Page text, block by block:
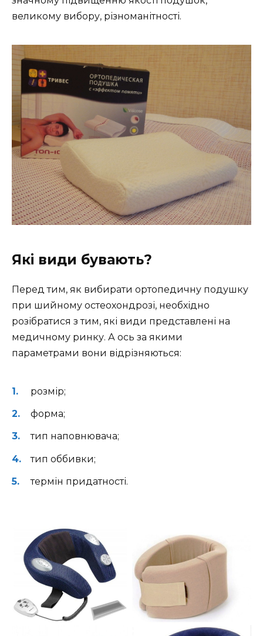
великому вибору, різноманітності.
Які види бувають?
Перед тим, як вибирати ортопедичну подушку
при шийному остеохондрозі, необхідно
розібратися з тим, які види представлені на
медичному ринку. А ось за якими
параметрами вони відрізняються:
розмір;
форма;
тип наповнювача;
тип оббивки;
термін придатності.